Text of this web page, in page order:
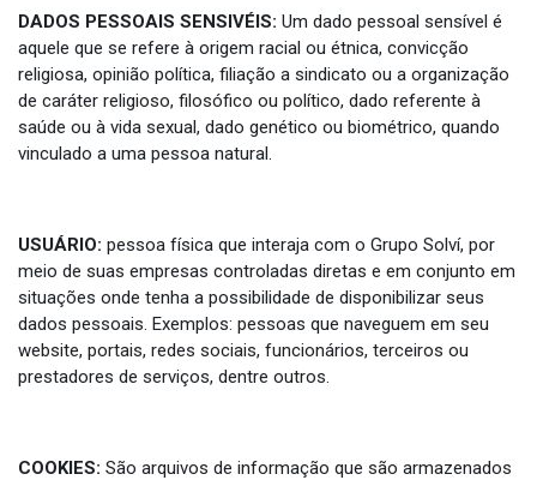
DADOS PESSOAIS SENSIVÉIS: Um dado pessoal sensível é
aquele que se refere à origem racial ou étnica, convicção
religiosa, opinião política, filiação a sindicato ou a organização
de caráter religioso, filosófico ou político, dado referente à
saúde ou à vida sexual, dado genético ou biométrico, quando
vinculado a uma pessoa natural.
USUÁRIO: pessoa física que interaja com o Grupo Solví, por
meio de suas empresas controladas diretas e em conjunto em
situações onde tenha a possibilidade de disponibilizar seus
dados pessoais. Exemplos: pessoas que naveguem em seu
website, portais, redes sociais, funcionários, terceiros ou
prestadores de serviços, dentre outros.
COOKIES: São arquivos de informação que são armazenados